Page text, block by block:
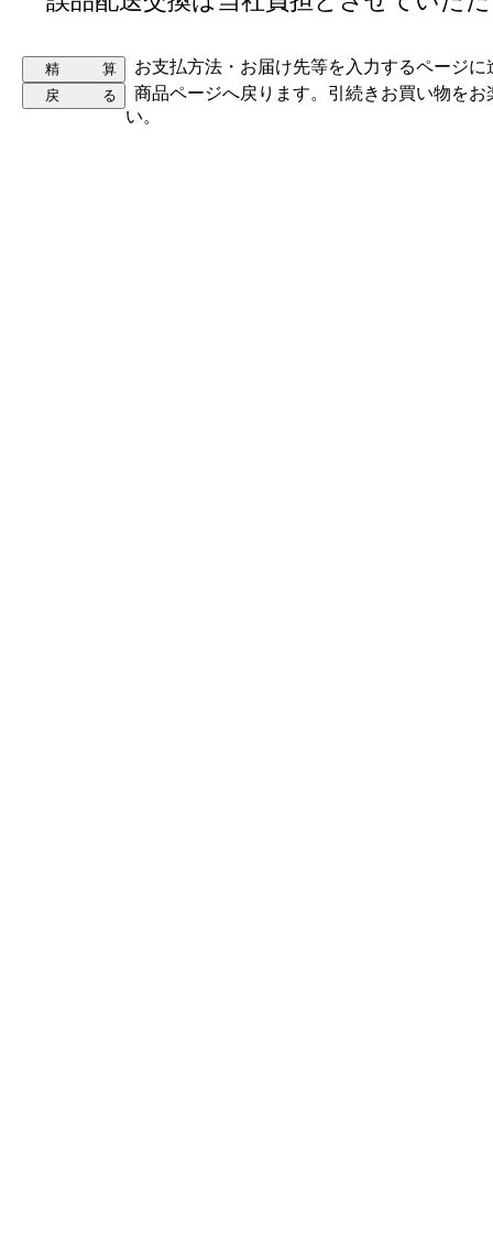
お支払方法・お届け先等を入力するページに
商品ページへ戻ります。引続きお買い物をお
い。